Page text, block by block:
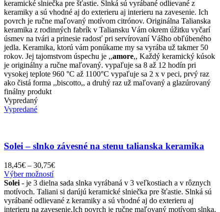
keramické slniečka pre šťastie. Slnká sú vyrábané odlievané z
keramiky a sú vhodné aj do exterieru aj interieru na zavesenie. Ich
povrch je ručne maľovaný motívom citrónov. Originálna Talianska
keramika z rodinných fabrík v Taliansku Vám okrem úžitku vyčarí
úsmev na tvári a prinesie radosť pri servírovaní Vášho obľúbeného
jedla. Keramika, ktorú vám ponúkame my sa vyrába už takmer 50
rokov. Jej tajomstvom úspechu je ,,amore,, Každý keramický kúsok
je originálny a ručne maľovaný. vypaľuje sa 8 až 12 hodín pri
vysokej teplote 960 °C až 1100°C vypaľuje sa 2 x v peci, prvý raz
ako čistá forma ,,biscotto,, a druhý raz už maľovaný a glazúrovaný
finálny produkt
Vypredaný
Vypredané
Solei – slnko závesné na stenu talianska keramika
18,45€ – 30,75€Price
18,45€
through
30,75€
Výber možnostíTento
produkt
má
viacero
variantov.
Solei - je 3 dielna sada slnka vyrábaná v 3 veľkostiach a v rôznych
motívoch. Taliani si darújú keramické slniečka pre šťastie. Slnká sú
vyrábané odlievané z keramiky a sú vhodné aj do exterieru aj
interieru na zavesenie.Ich povrch je ručne maľovaný motívom slnka.